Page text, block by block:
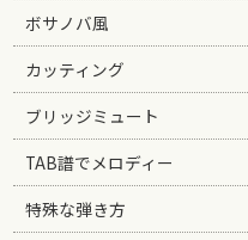
ボサノバ風
カッティング
ブリッジミュート
TAB譜でメロディー
特殊な弾き方